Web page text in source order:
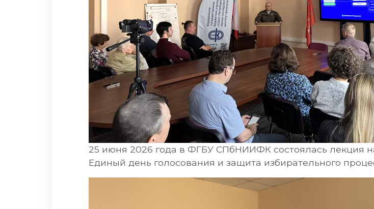
25 июня 2026 года в ФГБУ СПбНИИФК состоялась лекция
Единый день голосования и защита избирательного